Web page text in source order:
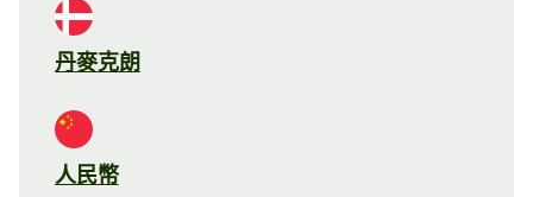
丹麥克朗
人民幣